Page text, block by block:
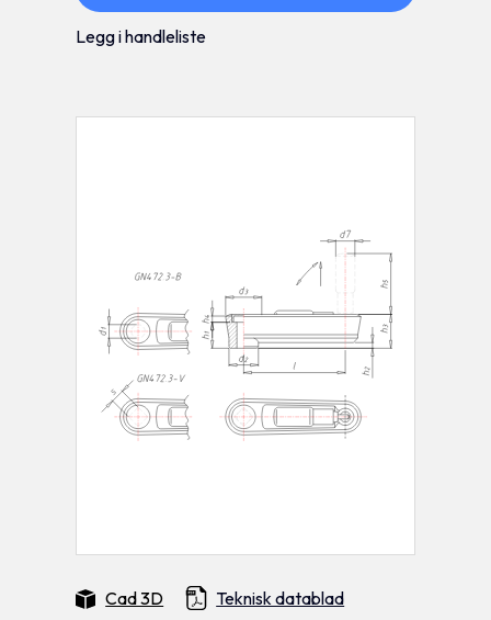
Legg i handleliste
Cad 3D Teknisk datablad